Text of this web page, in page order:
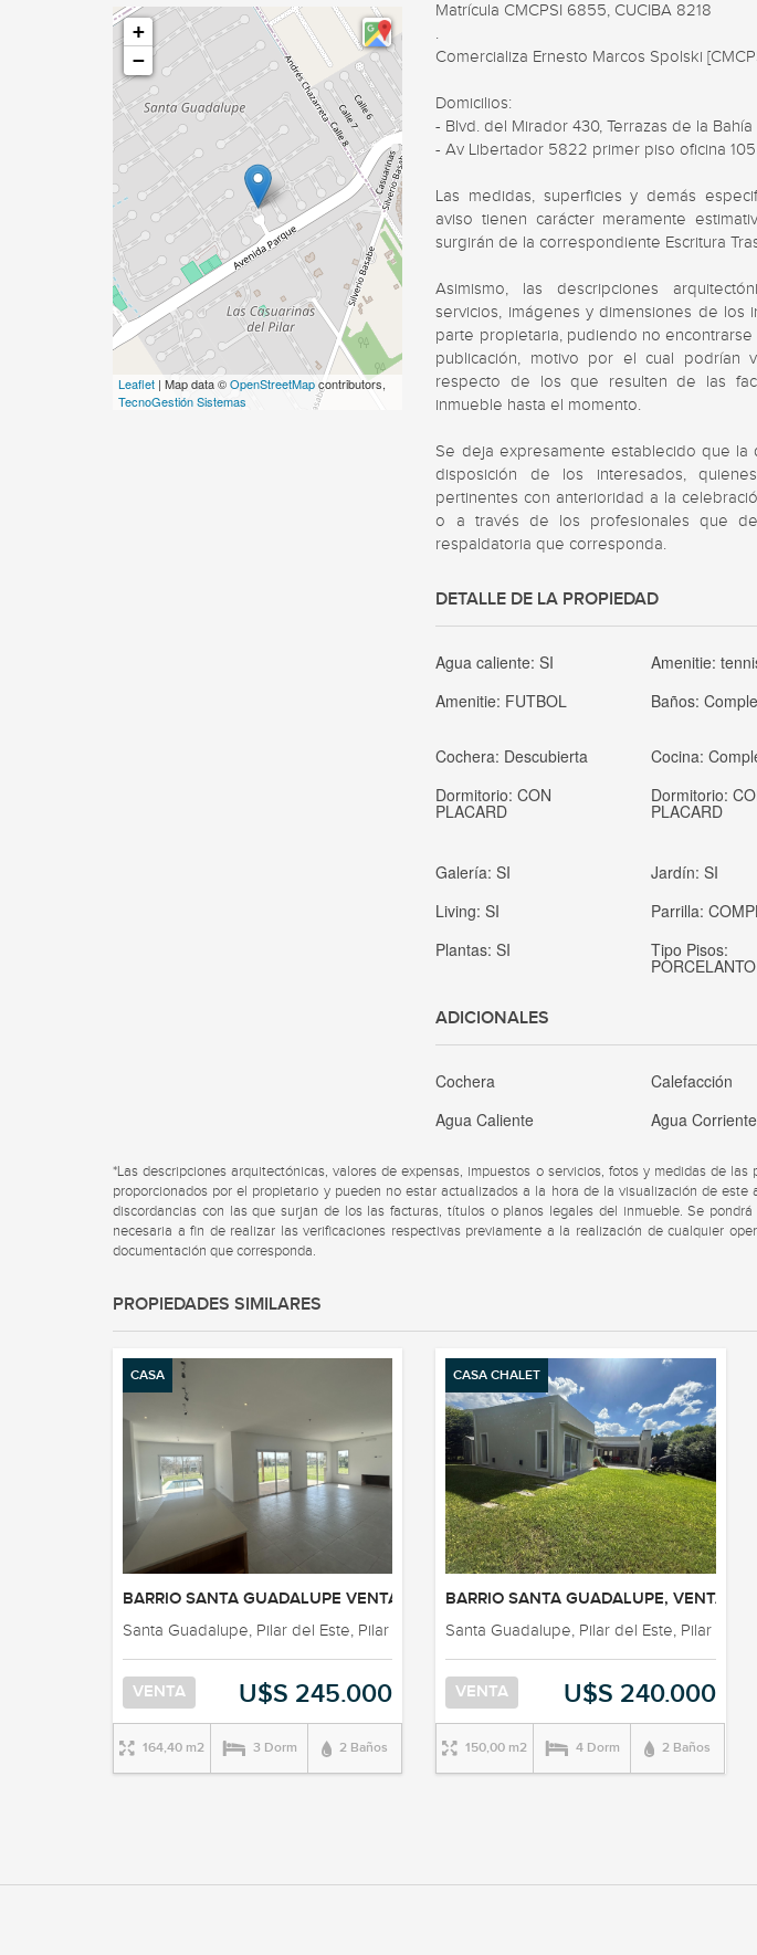
+
−
Leaflet | Map data ©OpenStreetMapcontributors,
TecnoGestión Sistemas
Matrícula CMCPSI 6855, CUCIBA 8218
.
Comercializa Ernesto Marcos Spolski
Domicilios:
- Blvd. del Mirador 430, Terrazas de la
- Av Libertador 5822 primer piso oficina
Las medidas, superficies y demás
aviso tienen carácter meramente
surgirán de la correspondiente Escritura
Asimismo, las descripciones
servicios, imágenes y dimensiones de los
parte propietaria, pudiendo no
publicación, motivo por el cual podrían
respecto de los que resulten de las
inmueble hasta el momento.
Se deja expresamente establecido que la
disposición de los interesados,
pertinentes con anterioridad a la
o a través de los profesionales que
respaldatoria que corresponda.
DETALLE DE LA PROPIEDAD
Agua caliente:SI Amenitie:
Amenitie: FUTBOL Baños:
Cochera: Descubierta Cocina:
Dormitorio:CON
PLACARD
Dormitorio:
PLACARD
Galería:SI Jardín:SI
Living:SI Parrilla:
Plantas:SI Tipo Pisos:
PORCELANTO
ADICIONALES
Cochera Calefacción
Agua Caliente
Agua Corriente
*Las descripciones arquitectónicas, valores de expensas, impuestos o servicios, fotos y medidas de las
proporcionados por el propietario y pueden no estar actualizados a la hora de la visualización de
discordancias con las que surjan de los las facturas, títulos o planos legales del inmueble. Se
necesaria a fin de realizar las verificaciones respectivas previamente a la realización de cualquier
documentación que corresponda.
PROPIEDADES SIMILARES
CASA
BARRIO SANTA GUADALUPE VENTA CASA 3 DORMITORIOS, PILAR DEL ESTE
Santa Guadalupe, Pilar del Este, Pilar
VENTA U$S 245.000
164,40 m2 3 Dorm 2 Baños
CASA CHALET
BARRIO SANTA GUADALUPE, VENTA
Santa Guadalupe, Pilar del Este, Pilar
VENTA U$S 240.000
150,00 m2 4 Dorm 2 Baños